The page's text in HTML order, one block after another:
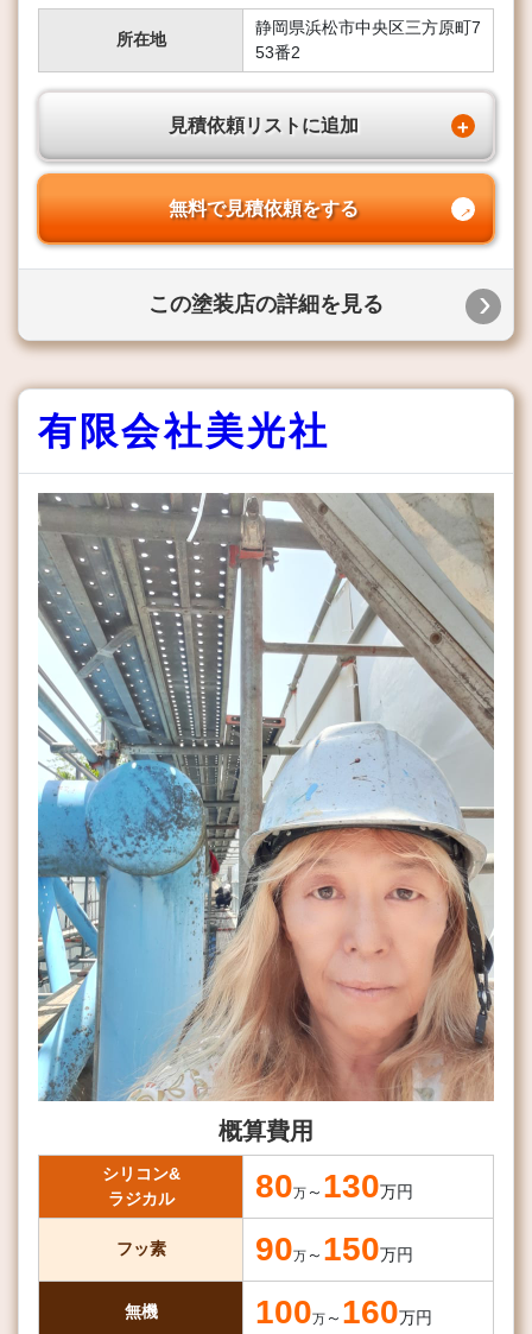
所在地
静岡県浜松市中央区三方原町7
53番2
見積依頼リストに追加
無料で見積依頼をする
この塗装店の詳細を見る
有限会社美光社
概算費用
シリコン&
ラジカル
80万 ～ 130万円
フッ素 90万 ～ 150万円
無機 100万 ～ 160万円